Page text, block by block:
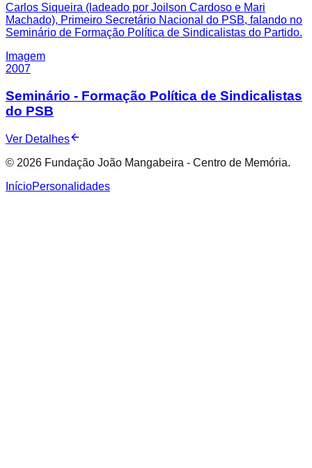
Carlos Siqueira (ladeado por Joilson Cardoso e Mari
Machado), Primeiro Secretário Nacional do PSB, falando no
Seminário de Formação Política de Sindicalistas do Partido.
Imagem
2007
Seminário - Formação Política de Sindicalistas
do PSB
Ver Detalhes
© 2026 Fundação João Mangabeira - Centro de Memória.
InícioPersonalidades